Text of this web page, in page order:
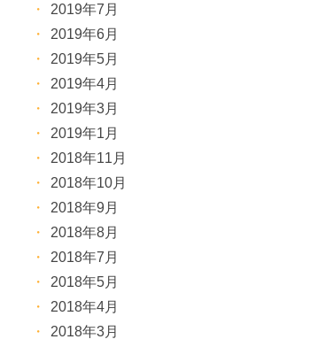
2019年7月
2019年6月
2019年5月
2019年4月
2019年3月
2019年1月
2018年11月
2018年10月
2018年9月
2018年8月
2018年7月
2018年5月
2018年4月
2018年3月